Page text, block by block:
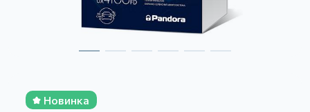
Новинка